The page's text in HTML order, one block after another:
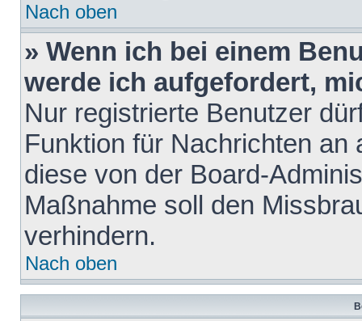
Nach oben
» Wenn ich bei einem
werde ich aufgefordert,
Nur registrierte Benutzer
Funktion für Nachrichten
diese von der Board-
Maßnahme soll den
verhindern.
Nach oben